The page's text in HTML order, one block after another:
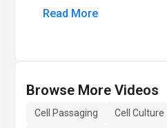
Read More
Browse More Videos
Cell Passaging Cell Culture